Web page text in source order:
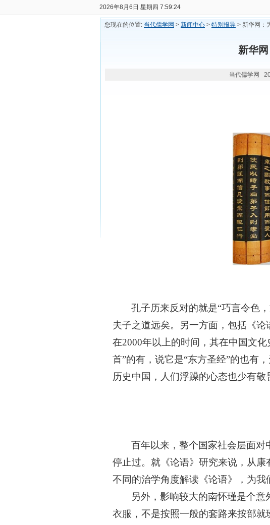
2026年8月6日 星期四 7:59:25
您现在的位置: 当代儒学网 > 新闻中心 > 特别报导 > 新华网：
新华
当代儒学网
孔子历来反对的就是“巧言令色
夫子之道远矣。另一方面，包括《
在2000年以上的时间，其在中国文
首”的有，说它是“东方圣经”的也有
历史中国，人们浮躁的心态也少有
百年以来，整个国家社会层面
停止过。就《论语》研究来说，从
不同的治学角度解读《论语》，为我
另外，影响较大的南怀瑾是个
衣服，不是按照一般的套路来按部